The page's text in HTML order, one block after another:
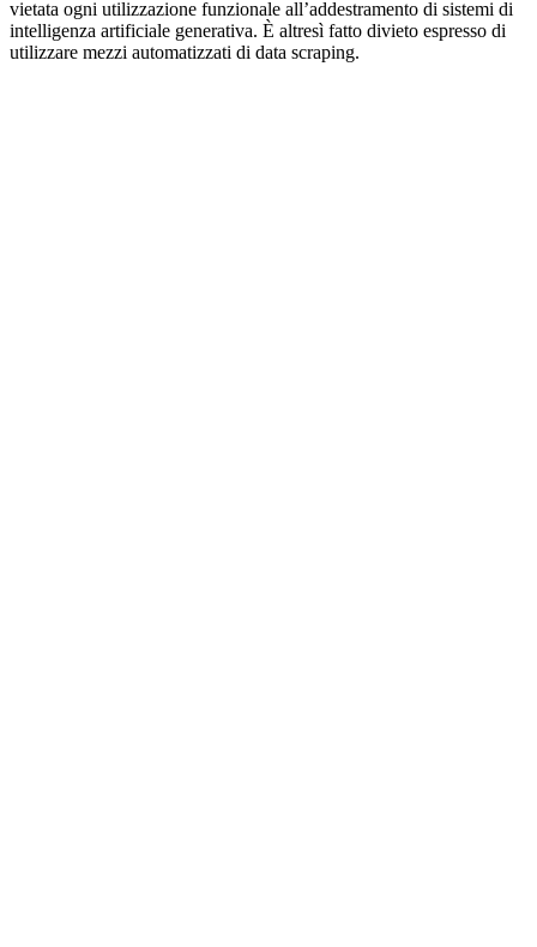
vietata ogni utilizzazione funzionale all’addestramento di sistemi di
intelligenza artificiale generativa. È altresì fatto divieto espresso di
utilizzare mezzi automatizzati di data scraping.